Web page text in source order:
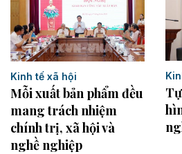
Kinh tế xã hội
Mỗi xuất bản phẩm đều
mang trách nhiệm
chính trị, xã hội và
nghề nghiệp